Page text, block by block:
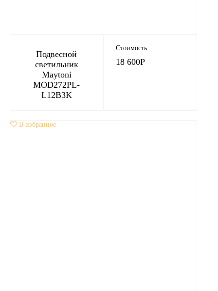
Подвесной
светильник
Maytoni
MOD272PL-
L12B3K
Стоимость
18 600Р
В избранное